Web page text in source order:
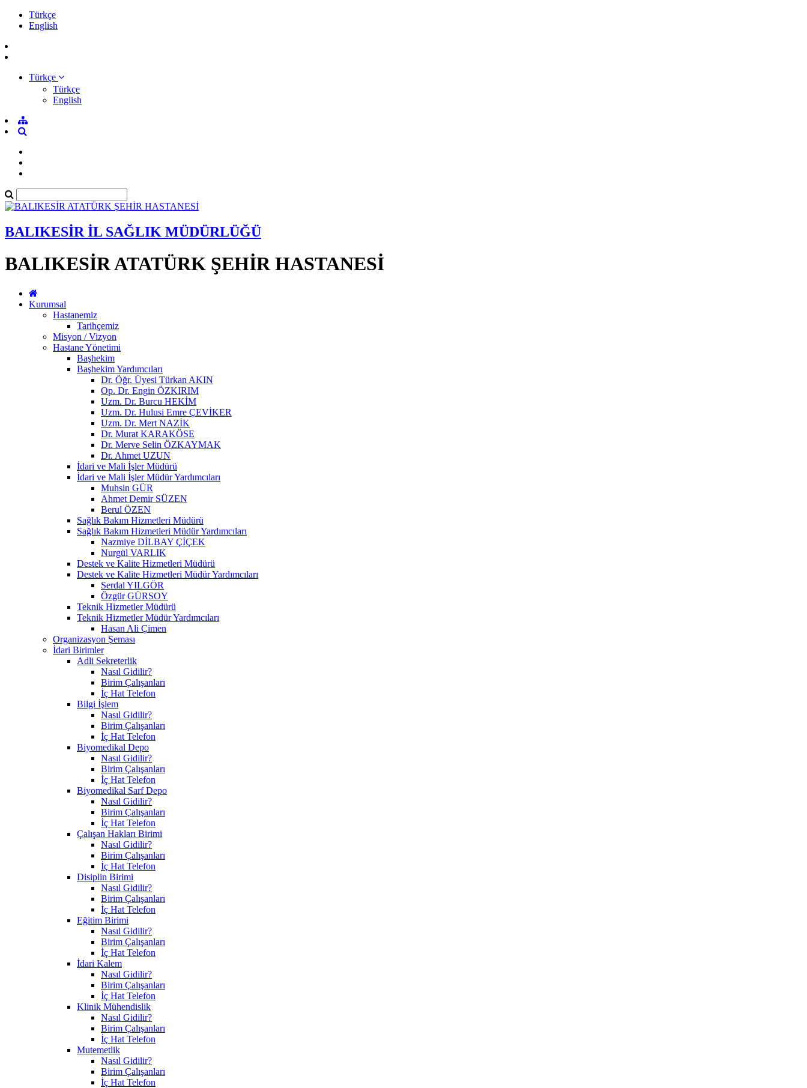
Türkçe
English
Türkçe
Türkçe
English
BALIKESİR İL SAĞLIK MÜDÜRLÜĞÜ
BALIKESİR ATATÜRK ŞEHİR HASTANESİ
Kurumsal
Hastanemiz
Tarihçemiz
Misyon / Vizyon
Hastane Yönetimi
Başhekim
Başhekim Yardımcıları
Dr. Öğr. Üyesi Türkan AKIN
Op. Dr. Engin ÖZKIRIM
Uzm. Dr. Burcu HEKİM
Uzm. Dr. Hulusi Emre ÇEVİKER
Uzm. Dr. Mert NAZİK
Dr. Murat KARAKÖSE
Dr. Merve Selin ÖZKAYMAK
Dr. Ahmet UZUN
İdari ve Mali İşler Müdürü
İdari ve Mali İşler Müdür Yardımcıları
Muhsin GÜR
Ahmet Demir SÜZEN
Berul ÖZEN
Sağlık Bakım Hizmetleri Müdürü
Sağlık Bakım Hizmetleri Müdür Yardımcıları
Nazmiye DİLBAY ÇİÇEK
Nurgül VARLIK
Destek ve Kalite Hizmetleri Müdürü
Destek ve Kalite Hizmetleri Müdür Yardımcıları
Serdal YILGÖR
Özgür GÜRSOY
Teknik Hizmetler Müdürü
Teknik Hizmetler Müdür Yardımcıları
Hasan Ali Çimen
Organizasyon Şeması
İdari Birimler
Adli Sekreterlik
Nasıl Gidilir?
Birim Çalışanları
İç Hat Telefon
Bilgi İşlem
Nasıl Gidilir?
Birim Çalışanları
İç Hat Telefon
Biyomedikal Depo
Nasıl Gidilir?
Birim Çalışanları
İç Hat Telefon
Biyomedikal Sarf Depo
Nasıl Gidilir?
Birim Çalışanları
İç Hat Telefon
Çalışan Hakları Birimi
Nasıl Gidilir?
Birim Çalışanları
İç Hat Telefon
Disiplin Birimi
Nasıl Gidilir?
Birim Çalışanları
İç Hat Telefon
Eğitim Birimi
Nasıl Gidilir?
Birim Çalışanları
İç Hat Telefon
İdari Kalem
Nasıl Gidilir?
Birim Çalışanları
İç Hat Telefon
Klinik Mühendislik
Nasıl Gidilir?
Birim Çalışanları
İç Hat Telefon
Mutemetlik
Nasıl Gidilir?
Birim Çalışanları
İç Hat Telefon